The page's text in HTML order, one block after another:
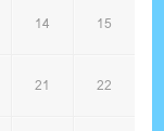
14 15
21 22